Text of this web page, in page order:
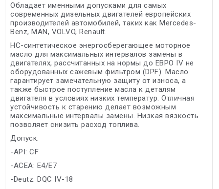
Обладает именными допусками для самых
современных дизельных двигателей европейских
производителей автомобилей, таких как Mercedes-
Benz, MAN, VOLVO, Renault.
HC-синтетическое энергосберегающее моторное
масло для максимальных интервалов замены в
двигателях, рассчитанных на нормы до ЕВРО IV не
оборудованных сажевым фильтром (DPF). Масло
гарантирует замечательную защиту от износа, а
также быстрое поступление масла к деталям
двигателя в условиях низких температур. Отличная
устойчивость к старению делает возможным
максимальные интервалы замены. Низкая вязкость
позволяет снизить расход топлива.
Допуск:
-API: CF
-ACEA: E4/E7
-Deutz: DQC IV-18